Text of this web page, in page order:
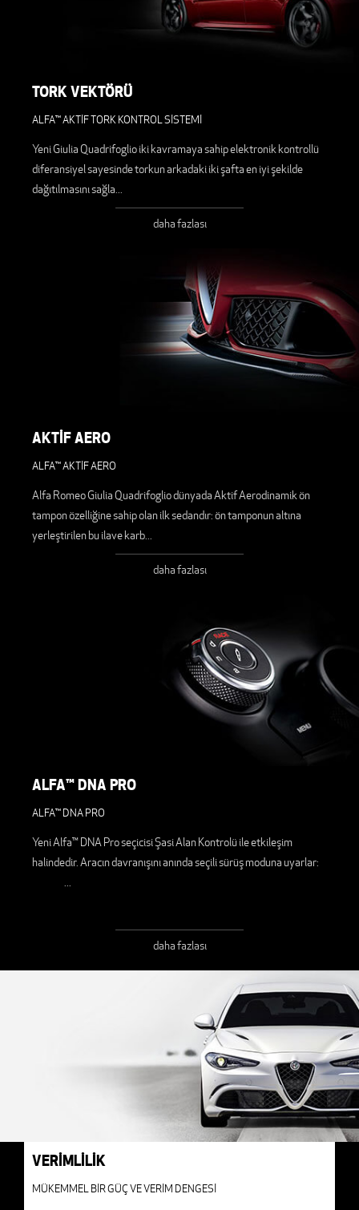
TORK VEKTÖRÜ
ALFA™ AKTİF TORK KONTROL SİSTEMİ
Yeni Giulia Quadrifoglio iki kavramaya sahip elektronik kontrollü
diferansiyel sayesinde torkun arkadaki iki şafta en iyi şekilde
dağıtılmasını sağla
daha fazlası
AKTİF AERO
ALFA™ AKTİF AERO
Alfa Romeo Giulia Quadrifoglio dünyada Aktif Aerodinamik ön
tampon özelliğine sahip olan ilk sedandır: ön tamponun altına
yerleştirilen bu ilave karb...
daha fazlası
ALFA™ DNA PRO
ALFA™ DNA PRO
Yeni Alfa™ DNA Pro seçicisi Şasi Alan Kontrolü ile etkileşim
halindedir. Aracın davranışını anında seçili sürüş moduna uyarlar:
...
daha fazlası
VERİMLİLİK
MÜKEMMEL BİR GÜÇ VE VERİM DENGESİ